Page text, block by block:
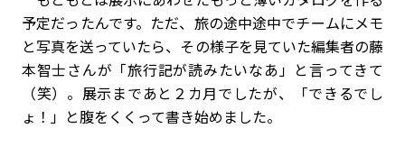
予定だったんです。ただ、旅の途中途中でチームにメモ
と写真を送っていたら、その様子を見ていた編集者の藤
本智士さんが「旅行記が読みたいなあ」と言ってきて
（笑）。展示まであと２カ月でしたが、「できるでし
ょ！」と腹をくくって書き始めました。